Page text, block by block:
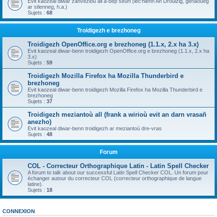
ar stlenneg, h.a.)
Sujets : 68
Troidigezh e brezhoneg
Troidigezh OpenOffice.org e brezhoneg (1.1.x, 2.x ha 3.x)
Evit kaozeal diwar-benn troidigezh OpenOffice.org e brezhoneg (1.1.x, 2.x ha
3.x)
Sujets : 59
Troidigezh Mozilla Firefox ha Mozilla Thunderbird e
brezhoneg
Evit kaozeal diwar-benn troidigezh Mozilla Firefox ha Mozilla Thunderbird e
brezhoneg
Sujets : 37
Troidigezh meziantoù all (frank a wirioù evit an darn vrasañ
anezho)
Evit kaozeal diwar-benn troidigezh ar meziantoù dre-vras
Sujets : 48
Forum
COL - Correcteur Orthographique Latin - Latin Spell Checker
A forum to talk about our successful Latin Spell Checker COL. Un forum pour
échanger autour du correcteur COL (correcteur orthographique de langue
latine).
Sujets : 18
CONNEXION